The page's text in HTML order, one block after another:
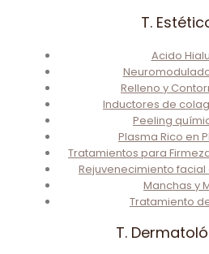
T.
Acido
Relleno y
Inductores de
Peeling
Plasma Rico en
Tratamientos para
Rejuvenecimiento
Manchas y
Tratamiento
T.